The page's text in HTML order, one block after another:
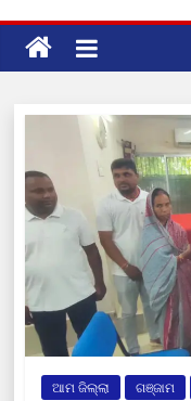
ଆମ ଜିଲ୍ଲା ଗଞ୍ଜାମ